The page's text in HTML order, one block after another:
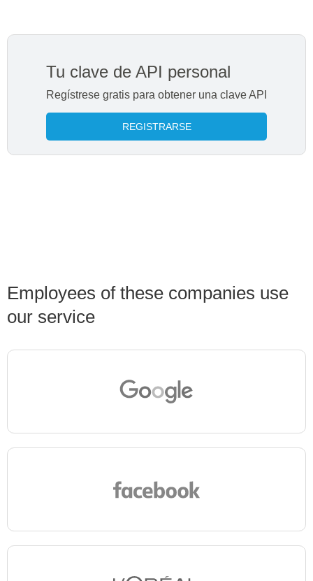
Tu clave de API personal
Regístrese gratis para obtener una clave API
REGISTRARSE
Employees of these companies use
our service